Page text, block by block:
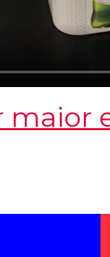
maior